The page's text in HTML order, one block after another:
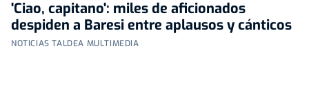
'Ciao, capitano': miles de aficionados
despiden a Baresi entre aplausos y cánticos
NOTICIAS TALDEA MULTIMEDIA